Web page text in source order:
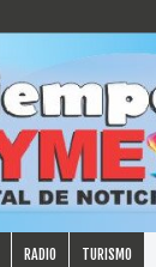
RADIO TURISMO